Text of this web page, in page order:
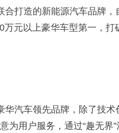
打造的新能源汽车品牌，
万元以上豪华车型第一，打
华汽车领先品牌，除了技术
为用户服务，通过“趣无界”